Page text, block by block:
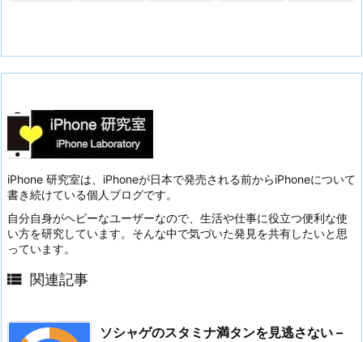
iPhone 研究室は、iPhoneが日本で発売される前からiPhoneについて
書き続けている個人ブログです。
自分自身がヘビーなユーザーなので、生活や仕事に役立つ便利な使
い方を研究しています。そんな中で気づいた発見を共有したいと思
っています。
 関連記事
ソシャゲのスタミナ満タンを見逃さない –